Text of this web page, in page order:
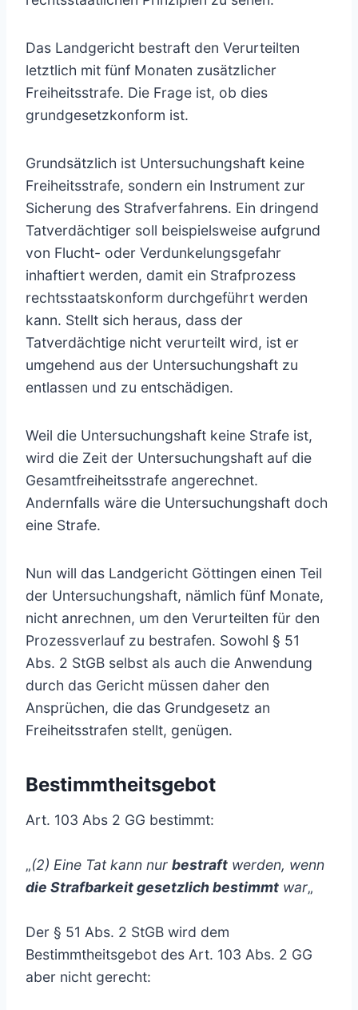
Das Landgericht bestraft den Verurteilten
letztlich mit fünf Monaten zusätzlicher
Freiheitsstrafe. Die Frage ist, ob dies
grundgesetzkonform ist.
Grundsätzlich ist Untersuchungshaft keine
Freiheitsstrafe, sondern ein Instrument zur
Sicherung des Strafverfahrens. Ein dringend
Tatverdächtiger soll beispielsweise aufgrund
von Flucht- oder Verdunkelungsgefahr
inhaftiert werden, damit ein Strafprozess
rechtsstaatskonform durchgeführt werden
kann. Stellt sich heraus, dass der
Tatverdächtige nicht verurteilt wird, ist er
umgehend aus der Untersuchungshaft zu
entlassen und zu entschädigen.
Weil die Untersuchungshaft keine Strafe ist,
wird die Zeit der Untersuchungshaft auf die
Gesamtfreiheitsstrafe angerechnet.
Andernfalls wäre die Untersuchungshaft doch
eine Strafe.
Nun will das Landgericht Göttingen einen Teil
der Untersuchungshaft, nämlich fünf Monate,
nicht anrechnen, um den Verurteilten für den
Prozessverlauf zu bestrafen. Sowohl § 51
Abs. 2 StGB selbst als auch die Anwendung
durch das Gericht müssen daher den
Ansprüchen, die das Grundgesetz an
Freiheitsstrafen stellt, genügen.
Bestimmtheitsgebot
Art. 103 Abs 2 GG bestimmt:
„(2) Eine Tat kann nur bestraft werden, wenn
die Strafbarkeit gesetzlich bestimmt war„
Der § 51 Abs. 2 StGB wird dem
Bestimmtheitsgebot des Art. 103 Abs. 2 GG
aber nicht gerecht: